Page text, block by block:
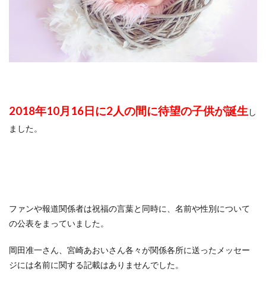
2018年10月16日に2人の間に待望の子供が誕生 し
ました。
ファンや報道関係者は祝福の言葉と同時に、名前や性別について
の公表をまっていました。
岡田准一さん、宮崎あおいさん各々が関係各所に送ったメッセー
ジには名前に関する記載はありませんでした。